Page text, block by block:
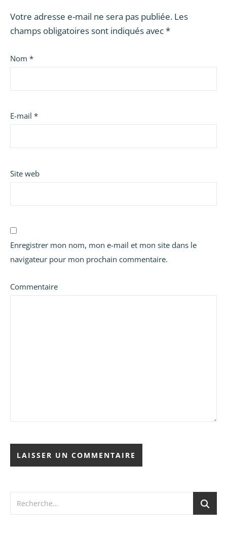
Votre adresse e-mail ne sera pas publiée. Les
champs obligatoires sont indiqués avec*
Nom *
E-mail *
Site web
Enregistrer mon nom, mon e-mail et mon site dans le
navigateur pour mon prochain commentaire.
Commentaire